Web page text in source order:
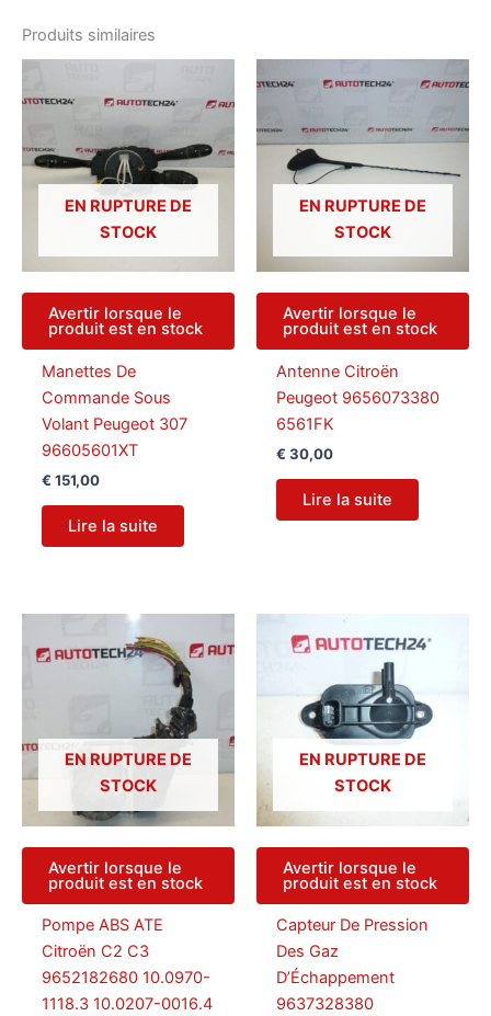
Produits similaires
EN RUPTURE DE
STOCK
Avertir lorsque le
produit est en stock
Manettes De
Commande Sous
Volant Peugeot 307
96605601XT
€ 151,00
Lire la suite
EN RUPTURE DE
STOCK
Avertir lorsque le
produit est en stock
Antenne Citroën
Peugeot 9656073380
6561FK
€ 30,00
Lire la suite
EN RUPTURE DE
STOCK
Avertir lorsque le
produit est en stock
Pompe ABS ATE
Citroën C2 C3
9652182680 10.0970-
1118.3 10.0207-0016.4
EN RUPTURE DE
STOCK
Avertir lorsque le
produit est en stock
Capteur De Pression
Des Gaz
D’Échappement
9637328380